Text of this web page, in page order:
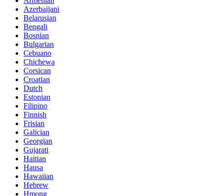
Azerbaijani
Belarusian
Bengali
Bosnian
Bulgarian
Cebuano
Chichewa
Corsican
Croatian
Dutch
Estonian
Filipino
Finnish
Frisian
Galician
Georgian
Gujarati
Haitian
Hausa
Hawaiian
Hebrew
Hmong